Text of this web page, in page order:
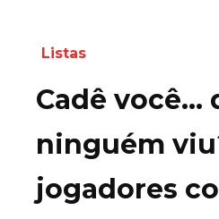
Listas
Cadê você…
ninguém
jogadores